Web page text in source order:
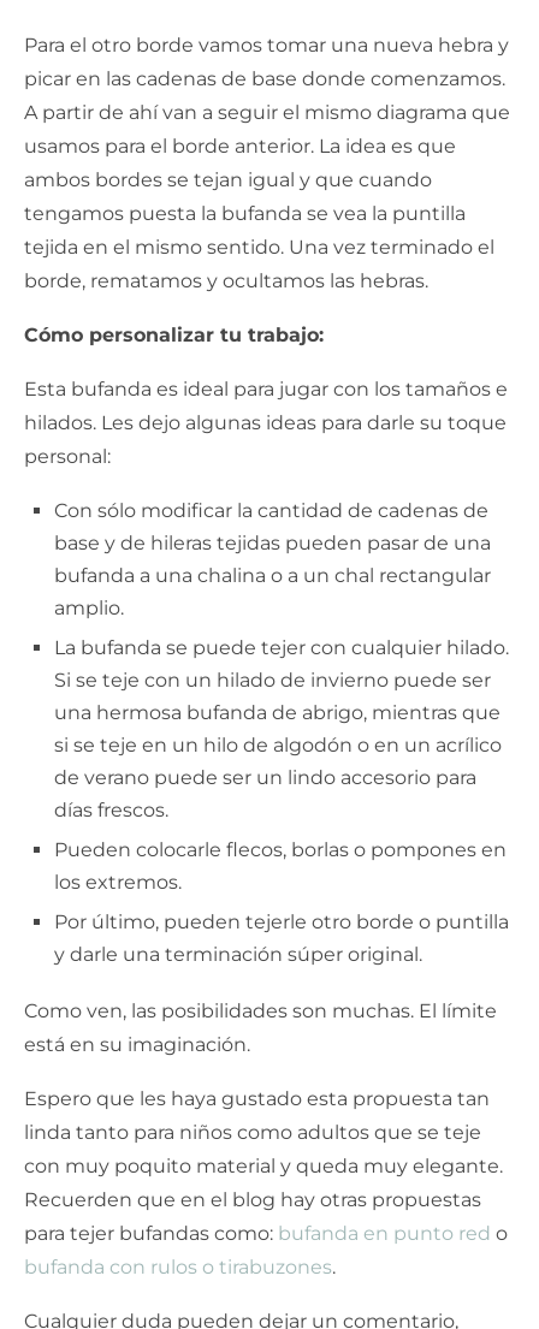
Para el otro borde vamos tomar una nueva hebra y
picar en las cadenas de base donde comenzamos.
A partir de ahí van a seguir el mismo diagrama que
usamos para el borde anterior. La idea es que
ambos bordes se tejan igual y que cuando
tengamos puesta la bufanda se vea la puntilla
tejida en el mismo sentido. Una vez terminado el
borde, rematamos y ocultamos las hebras.
Cómo personalizar tu trabajo:
Esta bufanda es ideal para jugar con los tamaños e
hilados. Les dejo algunas ideas para darle su toque
personal:
Con sólo modificar la cantidad de cadenas de
base y de hileras tejidas pueden pasar de una
bufanda a una chalina o a un chal rectangular
amplio.
La bufanda se puede tejer con cualquier hilado.
Si se teje con un hilado de invierno puede ser
una hermosa bufanda de abrigo, mientras que
si se teje en un hilo de algodón o en un acrílico
de verano puede ser un lindo accesorio para
días frescos.
Pueden colocarle flecos, borlas o pompones en
los extremos.
Por último, pueden tejerle otro borde o puntilla
y darle una terminación súper original.
Como ven, las posibilidades son muchas. El límite
está en su imaginación.
Espero que les haya gustado esta propuesta tan
linda tanto para niños como adultos que se teje
con muy poquito material y queda muy elegante.
Recuerden que en el blog hay otras propuestas
para tejer bufandas como: bufanda en punto red o
bufanda con rulos o tirabuzones.
Cualquier duda pueden dejar un comentario,